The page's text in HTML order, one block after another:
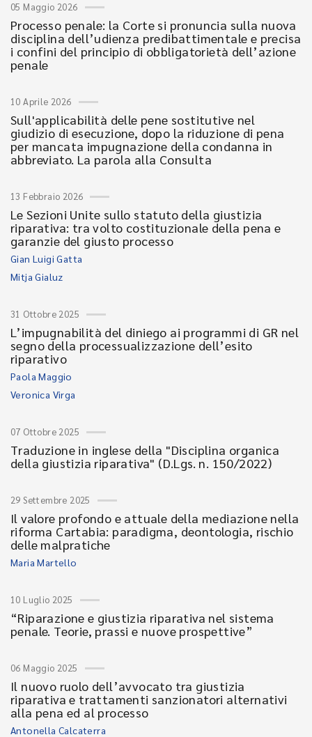
05 Maggio 2026
Processo penale: la Corte si pronuncia sulla nuova
disciplina dell’udienza predibattimentale e precisa
i confini del principio di obbligatorietà dell’azione
penale
10 Aprile 2026
Sull'applicabilità delle pene sostitutive nel
giudizio di esecuzione, dopo la riduzione di pena
per mancata impugnazione della condanna in
abbreviato. La parola alla Consulta
13 Febbraio 2026
Le Sezioni Unite sullo statuto della giustizia
riparativa: tra volto costituzionale della pena e
garanzie del giusto processo
Gian Luigi Gatta
Mitja Gialuz
31 Ottobre 2025
L’impugnabilità del diniego ai programmi di GR nel
segno della processualizzazione dell’esito
riparativo
Paola Maggio
Veronica Virga
07 Ottobre 2025
Traduzione in inglese della "Disciplina organica
della giustizia riparativa" (D.Lgs. n. 150/2022)
29 Settembre 2025
Il valore profondo e attuale della mediazione nella
riforma Cartabia: paradigma, deontologia, rischio
delle malpratiche
Maria Martello
10 Luglio 2025
“Riparazione e giustizia riparativa nel sistema
penale. Teorie, prassi e nuove prospettive”
06 Maggio 2025
Il nuovo ruolo dell’avvocato tra giustizia
riparativa e trattamenti sanzionatori alternativi
alla pena ed al processo
Antonella Calcaterra